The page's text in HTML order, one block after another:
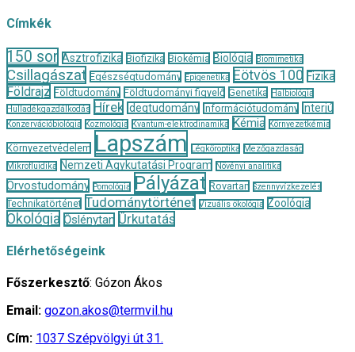
Címkék
150 sor Asztrofizika Biofizika Biokémia Biológia Biomimetika
Csillagászat Egészségtudomány Epigenetika Eötvös 100 Fizika
Földrajz Földtudomány Földtudományi figyelő Genetika
Halbiológia
Hulladékgazdálkodás
Hírek Idegtudomány Információtudomány Interjú
Konzervációbiológia Kozmológia Kvantum-elektrodinamika Kémia Környezetkémia
Környezetvédelem Lapszám Légköroptika
Mezőgazdaság
Mikrofluidika
Nemzeti Agykutatási Program Növényi analitika
Orvostudomány Pomológia Pályázat Rovartan Szennyvízkezelés
Technikatörténet Tudománytörténet Vizuális ökológia Zoológia
Ökológia Őslénytan Űrkutatás
Elérhetőségeink
Főszerkesztő: Gózon Ákos
Email: gozon.akos@termvil.hu
Cím: 1037 Szépvölgyi út 31.